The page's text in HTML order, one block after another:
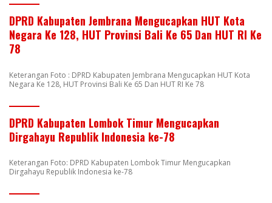
DPRD Kabupaten Jembrana Mengucapkan HUT Kota
Negara Ke 128, HUT Provinsi Bali Ke 65 Dan HUT RI Ke
78
Keterangan Foto : DPRD Kabupaten Jembrana Mengucapkan HUT Kota
Negara Ke 128, HUT Provinsi Bali Ke 65 Dan HUT RI Ke 78
DPRD Kabupaten Lombok Timur Mengucapkan
Dirgahayu Republik Indonesia ke-78
Keterangan Foto: DPRD Kabupaten Lombok Timur Mengucapkan
Dirgahayu Republik Indonesia ke-78